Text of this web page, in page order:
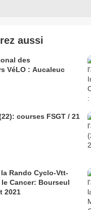
aussi
des
VéLO : Aucaleuc
courses FSGT / 21
Rando Cyclo-Vtt-
Cancer: Bourseul
2021